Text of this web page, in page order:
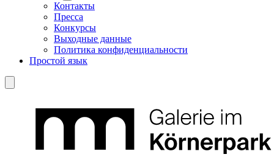
Контакты
Пресса
Конкурсы
Выходные данные
Политика конфиденциальности
Простой язык